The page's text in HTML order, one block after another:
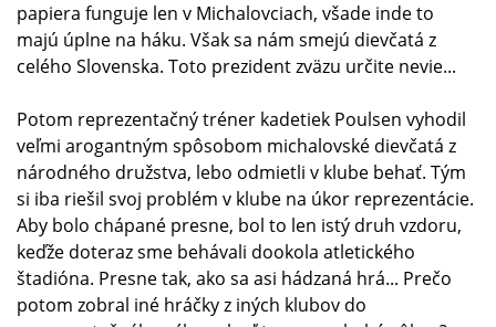
papiera funguje len v Michalovciach, všade inde to
majú úplne na háku. Však sa nám smejú dievčatá z
celého Slovenska. Toto prezident zväzu určite nevie...
Potom reprezentačný tréner kadetiek Poulsen vyhodil
veľmi arogantným spôsobom michalovské dievčatá z
národného družstva, lebo odmietli v klube behať. Tým
si iba riešil svoj problém v klube na úkor reprezentácie.
Aby bolo chápané presne, bol to len istý druh vzdoru,
keďže doteraz sme behávali dookola atletického
štadióna. Presne tak, ako sa asi hádzaná hrá... Prečo
potom zobral iné hráčky z iných klubov do